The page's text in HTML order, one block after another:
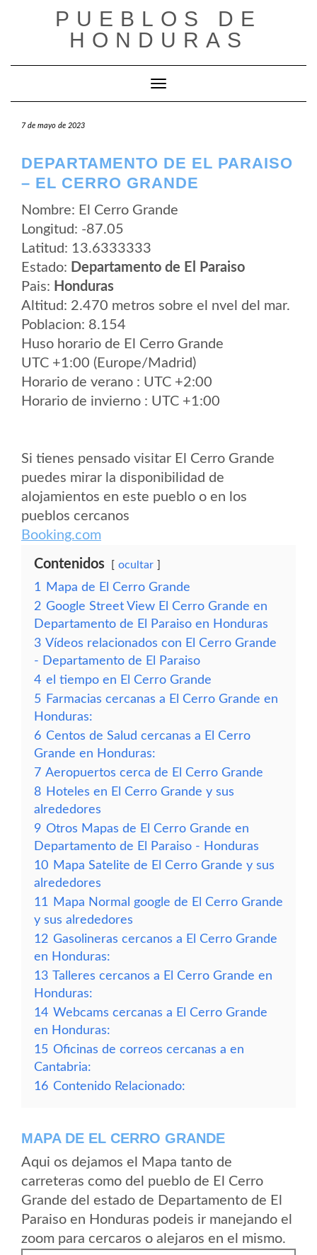
PUEBLOS DE
HONDURAS
Cambiar modo de navegación
7 de mayo de 2023
DEPARTAMENTO DE EL PARAISO
– EL CERRO GRANDE
Nombre: El Cerro Grande
Longitud: -87.05
Latitud: 13.6333333
Estado: Departamento de El Paraiso
Pais: Honduras
Altitud: 2.470 metros sobre el nvel del mar.
Poblacion: 8.154
Huso horario de El Cerro Grande
UTC +1:00 (Europe/Madrid)
Horario de verano : UTC +2:00
Horario de invierno : UTC +1:00
Si tienes pensado visitar El Cerro Grande
puedes mirar la disponibilidad de
alojamientos en este pueblo o en los
pueblos cercanos
Booking.com
Contenidos ocultar
1
Mapa de El Cerro Grande
2 Google Street View El Cerro Grande en
Departamento de El Paraiso en Honduras
3 Vídeos relacionados con El Cerro Grande
- Departamento de El Paraiso
4 el tiempo en El Cerro Grande
5 Farmacias cercanas a El Cerro Grande en
Honduras:
6 Centos de Salud cercanas a El Cerro
Grande en Honduras:
7 Aeropuertos cerca de El Cerro Grande
8 Hoteles en El Cerro Grande y sus
alrededores
9 Otros Mapas de El Cerro Grande en
Departamento de El Paraiso - Honduras
10 Mapa Satelite de El Cerro Grande y sus
alrededores
11
Mapa Normal google de El Cerro Grande
y sus alrededores
12 Gasolineras cercanos a El Cerro Grande
en Honduras:
13 Talleres cercanos a El Cerro Grande en
Honduras:
14 Webcams cercanas a El Cerro Grande
en Honduras:
15 Oficinas de correos cercanas a en
Cantabria:
16 Contenido Relacionado:
MAPA DE EL CERRO GRANDE
Aqui os dejamos el Mapa tanto de
carreteras como del pueblo de El Cerro
Grande del estado de Departamento de El
Paraiso en Honduras podeis ir manejando el
zoom para cercaros o alejaros en el mismo.